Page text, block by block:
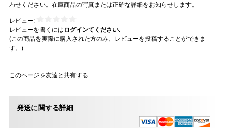
わせください。在庫商品の写真または正確な詳細をお知らせします。
レビュー:
レビューを書くには ログインてください.
(この商品を実際に購入された方のみ、レビューを投稿することができま
す。)
このページを友達と共有する:
発送に関する詳細